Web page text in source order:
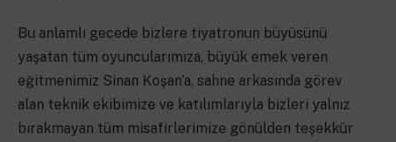
Bu anlamlı gecede bizlere tiyatronun büyüsünü
yaşatan tüm oyuncularımıza, büyük emek veren
eğitmenimiz Sinan Koşan’a, sahne arkasında görev
alan teknik ekibimize ve katılımlarıyla bizleri yalnız
bırakmayan tüm misafirlerimize gönülden teşekkür